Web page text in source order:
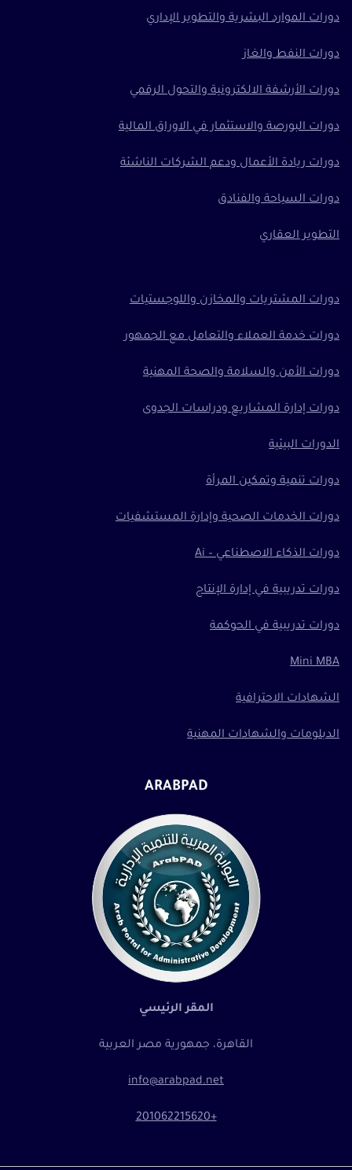
دورات الموارد البشرية والتطوير الإداري
دورات النفط والغاز
دورات الأرشفة الالكترونية والتحول الرقمي
دورات البورصة والاستثمار في الاوراق المالية
دورات ريادة الأعمال ودعم الشركات الناشئة
دورات السياحة والفنادق
التطوير العقاري
دورات المشتريات والمخازن واللوجستيات
دورات خدمة العملاء والتعامل مع الجمهور
دورات الأمن والسلامة والصحة المهنية
دورات إدارة المشاريع ودراسات الجدوى
الدورات البيئية
دورات تنمية وتمكين المرأة
دورات الخدمات الصحية وإدارة المستشفيات
دورات الذكاء الاصطناعي – Ai
دورات تدريبية في إدارة الإنتاج
دورات تدريبية في الحوكمة
Mini MBA
الشهادات الاحترافية
الدبلومات والشهادات المهنية
ARABPAD
المقر الرئيسي
القاهرة، جمهورية مصر العربية
info@arabpad.net
+201062215620